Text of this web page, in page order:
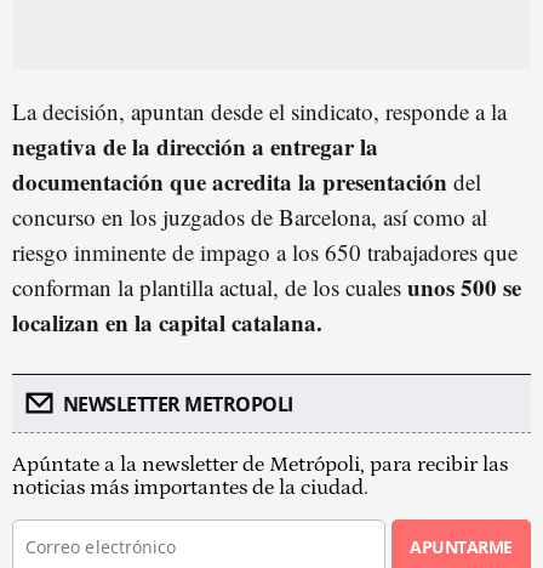
La decisión, apuntan desde el sindicato, responde a la
negativa de la dirección a entregar la
documentación que acredita la presentación del
concurso en los juzgados de Barcelona, así como al
riesgo inminente de impago a los 650 trabajadores que
conforman la plantilla actual, de los cuales unos 500 se
localizan en la capital catalana.
NEWSLETTER METROPOLI
Apúntate a la newsletter de Metrópoli, para recibir las
noticias más importantes de la ciudad.
APUNTARME